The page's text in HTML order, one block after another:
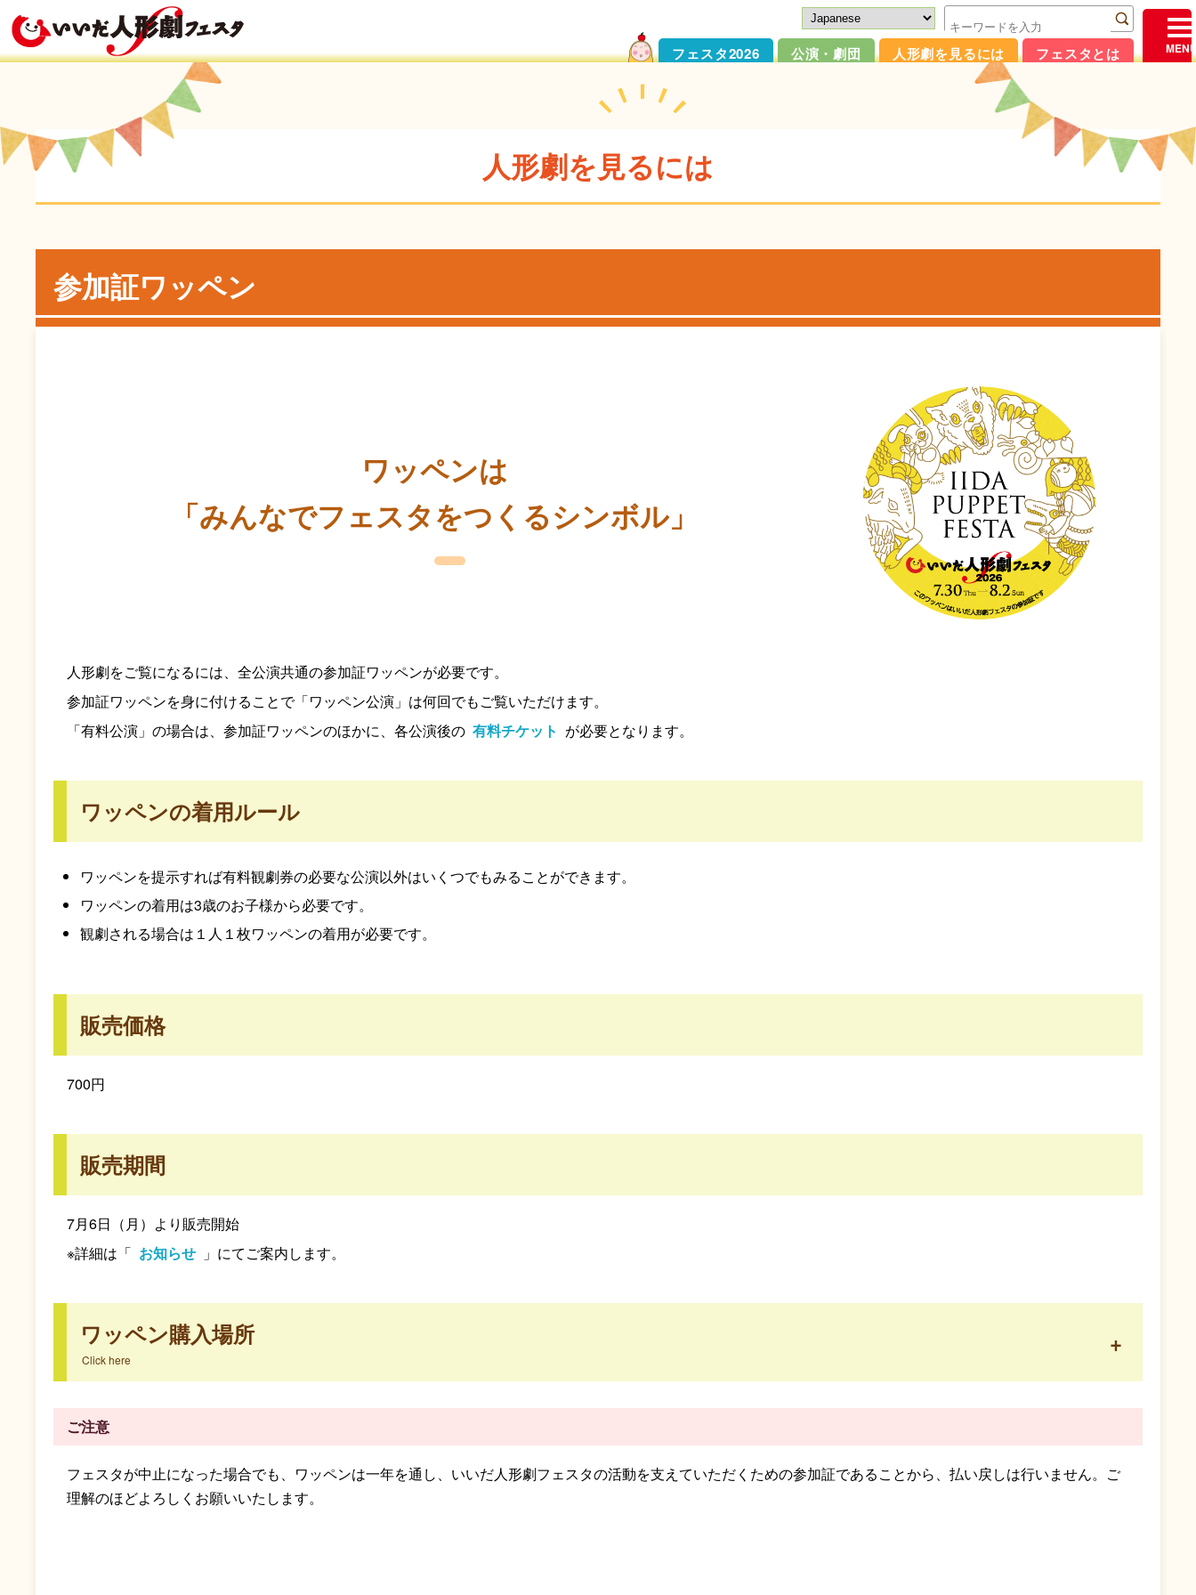
フェスタ2026 公演・劇団 人形劇を見るには フェスタとは
人形劇を見るには
参加証ワッペン
ワッペンは
「みんなでフェスタをつくるシンボル」
人形劇をご覧になるには、全公演共通の参加証ワッペンが必要です。
参加証ワッペンを身に付けることで「ワッペン公演」は何回でもご覧いただけます。
「有料公演」の場合は、参加証ワッペンのほかに、各公演後の 有料チケット が必要となります。
ワッペンの着用ルール
ワッペンを提示すれば有料観劇券の必要な公演以外はいくつでもみることができます。
ワッペンの着用は3歳のお子様から必要です。
観劇される場合は１人１枚ワッペンの着用が必要です。
販売価格
700円
販売期間
7月6日（月）より販売開始
※詳細は「 お知らせ 」にてご案内します。
ワッペン購入場所 +
ご注意
フェスタが中止になった場合でも、ワッペンは一年を通し、いいだ人形劇フェスタの活動を支えていただくための参加証であることから、払い戻しは行いません。ご
理解のほどよろしくお願いいたします。